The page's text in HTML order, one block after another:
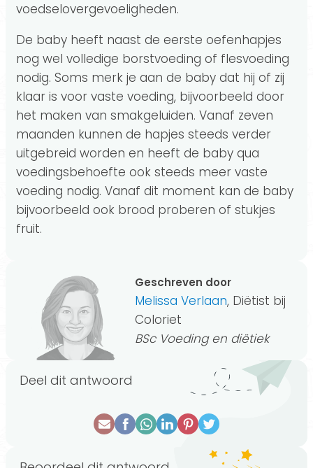
voedselovergevoeligheden.
De baby heeft naast de eerste oefenhapjes
nog wel volledige borstvoeding of flesvoeding
nodig. Soms merk je aan de baby dat hij of zij
klaar is voor vaste voeding, bijvoorbeeld door
het maken van smakgeluiden. Vanaf zeven
maanden kunnen de hapjes steeds verder
uitgebreid worden en heeft de baby qua
voedingsbehoefte ook steeds meer vaste
voeding nodig. Vanaf dit moment kan de baby
bijvoorbeeld ook brood proberen of stukjes
fruit.
Geschreven door
Melissa Verlaan, Diëtist bij
Coloriet
BSc Voeding en diëtiek
Deel dit antwoord